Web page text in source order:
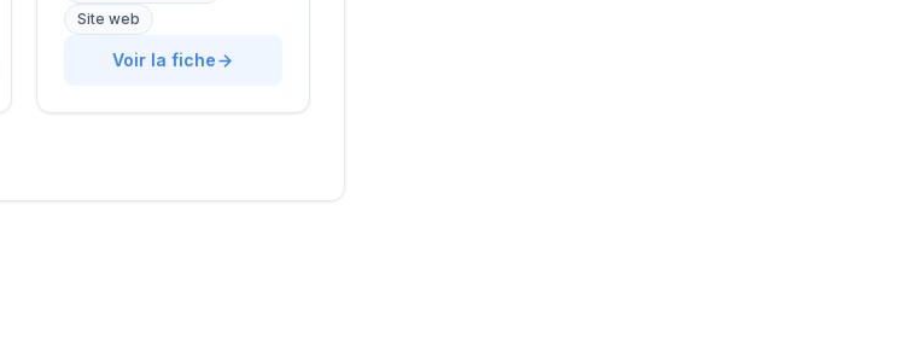
proximité, exigence,
expertise métier et
satisfaction client (93%).
Site web
Voir la fiche